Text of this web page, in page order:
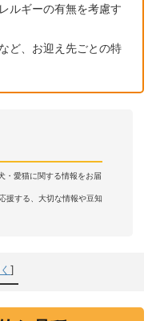
ルギーの有無を考慮す
ど、お迎え先ごとの特
・愛猫に関する情報をお届
援する、大切な情報や豆知
]